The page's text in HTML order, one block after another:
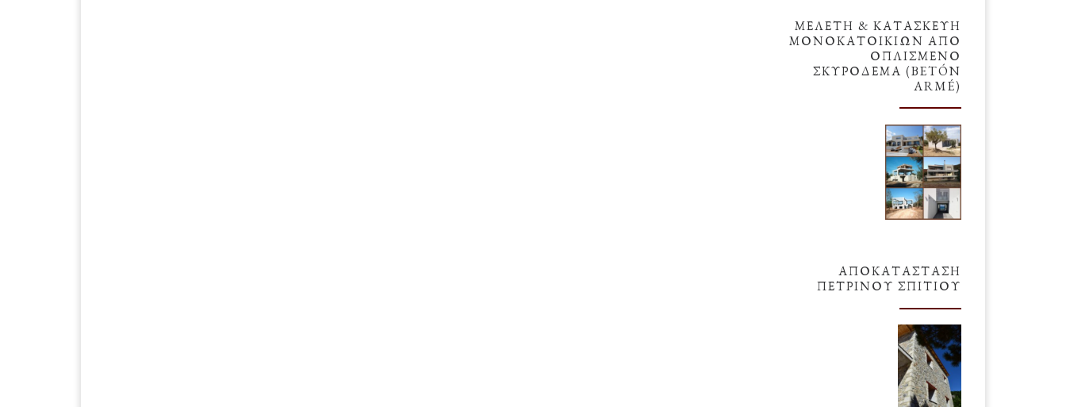
ΜΕΛΕΤΗ & ΚΑΤΑΣΚΕΥΗ
ΜΟΝΟΚΑΤΟΙΚΙΩΝ ΑΠΟ
ΟΠΛΙΣΜΕΝΟ
ΣΚΥΡΟΔΕΜΑ (BETÓN
ARMÉ)
ΑΠΟΚΑΤΆΣΤΑΣΗ
ΠΈΤΡΙΝΟΥ ΣΠΙΤΙΟΎ